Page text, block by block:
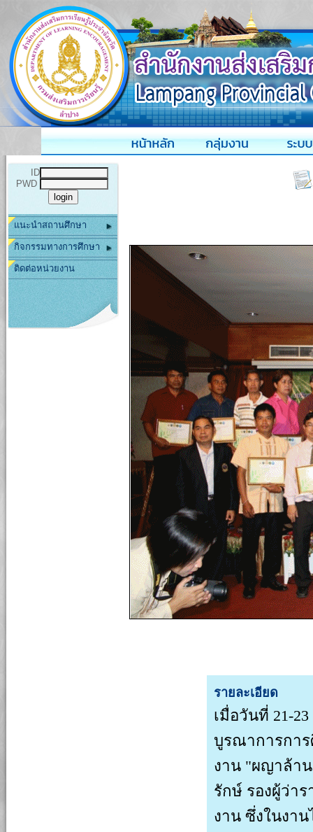
ID
PWD
แนะนำสถานศึกษา
กิจกรรมทางการศึกษา
ติดต่อหน่วยงาน
รายละเอียด
เมื่อวันที่ 21-
บูรณาการกา
งาน "ผญาล้า
รักษ์ รองผู้ว่า
งาน ซึ่งในงา